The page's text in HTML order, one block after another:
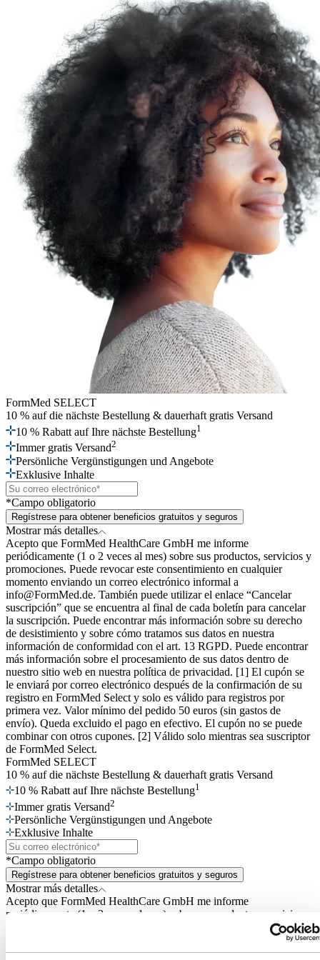
FormMed SELECT
10 % auf die nächste Bestellung & dauerhaft gratis Versand
10 % Rabatt auf Ihre nächste Bestellung1
Immer gratis Versand2
Persönliche Vergünstigungen und Angebote
Exklusive Inhalte
*Campo obligatorio
Regístrese para obtener beneficios gratuitos y seguros
Mostrar más detalles
Acepto que FormMed HealthCare GmbH me informe
periódicamente (1 o 2 veces al mes) sobre sus productos, servicios y
promociones. Puede revocar este consentimiento en cualquier
momento enviando un correo electrónico informal a
info@FormMed.de. También puede utilizar el enlace “Cancelar
suscripción” que se encuentra al final de cada boletín para cancelar
la suscripción. Puede encontrar más información sobre su derecho
de desistimiento y sobre cómo tratamos sus datos en nuestra
información de conformidad con el art. 13 RGPD. Puede encontrar
más información sobre el procesamiento de sus datos dentro de
nuestro sitio web en nuestra política de privacidad. [1] El cupón se
le enviará por correo electrónico después de la confirmación de su
registro en FormMed Select y solo es válido para registros por
primera vez. Valor mínimo del pedido 50 euros (sin gastos de
envío). Queda excluido el pago en efectivo. El cupón no se puede
combinar con otros cupones. [2] Válido solo mientras sea suscriptor
de FormMed Select.
FormMed SELECT
10 % auf die nächste Bestellung & dauerhaft gratis Versand
10 % Rabatt auf Ihre nächste Bestellung1
Immer gratis Versand2
Persönliche Vergünstigungen und Angebote
Exklusive Inhalte
*Campo obligatorio
Regístrese para obtener beneficios gratuitos y seguros
Mostrar más detalles
Acepto que FormMed HealthCare GmbH me informe
periódicamente (1 o 2 veces al mes) sobre sus productos, servicios y
promociones. Puede revocar este consentimiento en cualquier
info@FormMed.de. También puede utilizar el enlace “Cancelar